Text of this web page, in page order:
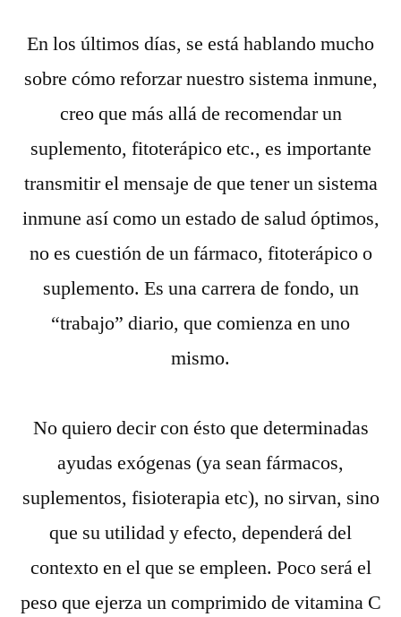
En los últimos días, se está hablando mucho
sobre cómo reforzar nuestro sistema inmune,
creo que más allá de recomendar un
suplemento, fitoterápico etc., es importante
transmitir el mensaje de que tener un sistema
inmune así como un estado de salud óptimos,
no es cuestión de un fármaco, fitoterápico o
suplemento. Es una carrera de fondo, un
“trabajo” diario, que comienza en uno
mismo.
No quiero decir con ésto que determinadas
ayudas exógenas (ya sean fármacos,
suplementos, fisioterapia etc), no sirvan, sino
que su utilidad y efecto, dependerá del
contexto en el que se empleen. Poco será el
peso que ejerza un comprimido de vitamina C